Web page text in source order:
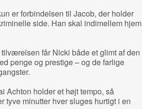
er forbindelsen til Jacob, der holder
side. Han skal indimellem hjem
får Nicki både et glimt af den
penge og prestige – og de farlige
Achton holder et højt tempo, så
tyve minutter hver sluges hurtigt i en